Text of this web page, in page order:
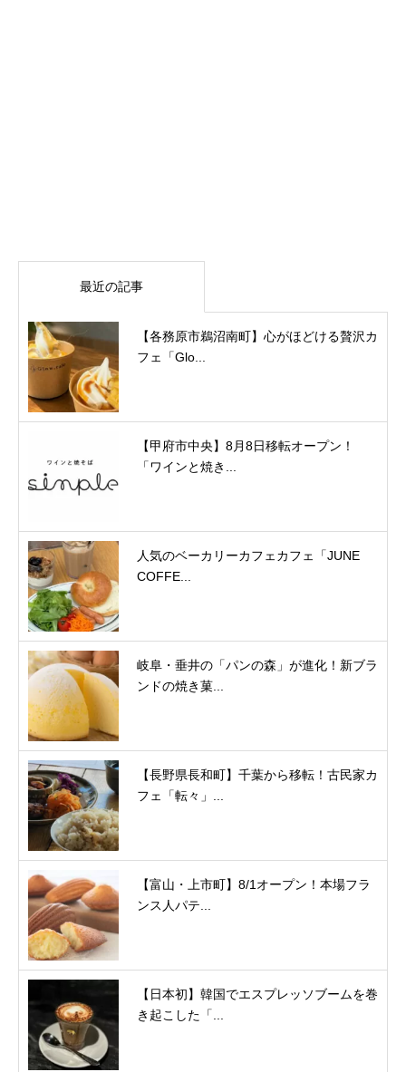
最近の記事
【各務原市鵜沼南町】心がほどける贅沢カ
フェ「Glo...
【甲府市中央】8月8日移転オープン！
「ワインと焼き...
人気のベーカリーカフェカフェ「JUNE
COFFE...
岐阜・垂井の「パンの森」が進化！新ブラ
ンドの焼き菓...
【長野県長和町】千葉から移転！古民家カ
フェ「転々」...
【富山・上市町】8/1オープン！本場フラ
ンス人パテ...
【日本初】韓国でエスプレッソブームを巻
き起こした「...